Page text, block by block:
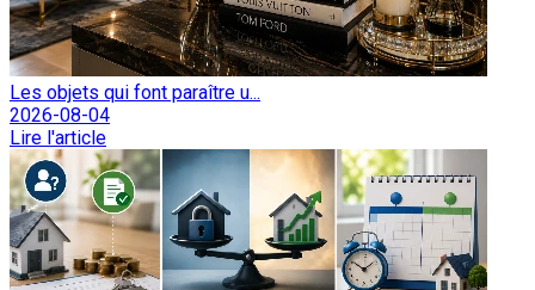
Les objets qui font paraître u...
2026-08-04
Lire l'article